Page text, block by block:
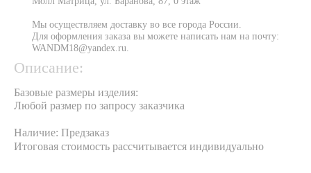
Мы осуществляем доставку во все города России.
Для оформления заказа вы можете написать нам на почту:
WANDM18@yandex.ru.
Описание:
Базовые размеры изделия:
Любой размер по запросу заказчика
Наличие: Предзаказ
Итоговая стоимость рассчитывается индивидуально